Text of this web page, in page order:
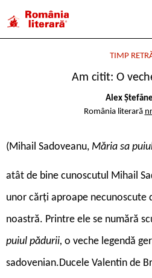
TIMP
Am citit: O
Alex
România literară
(Mihail Sadoveanu, Măria sa
atât de bine cunoscutul Mihail
unor cărți aproape necunoscute
noastră. Printre ele se numără
puiul pădurii, o veche legendă
sadovenian.Ducele Valentin de